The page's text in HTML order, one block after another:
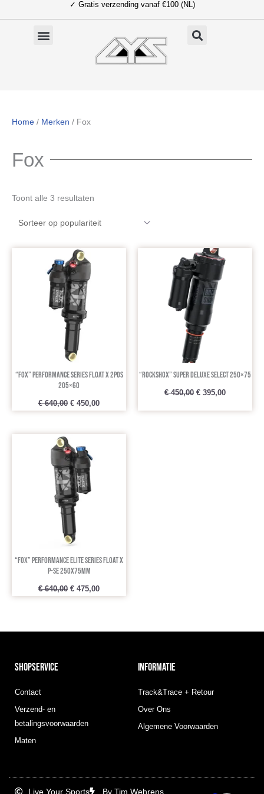
naar
✓ Gratis verzending vanaf €100 (NL)
Home / Merken / Fox
Fox
Toont alle 3 resultaten
populariteit
“Fox” Performance Series FLOAT X 2pos
205×60
€640,00
Oorspronkelijke
prijs
was:
€ 640,00.
€ 450,00
“RockShox” Super Deluxe Select 250×75
€450,00
Oorspronkelijke
prijs
was:
€ 450,00.
€ 395,00
prijs
“Fox” Performance Elite Series FLOAT X
P-Se 250x75mm
€640,00
prijs
was:
€ 640,00.
€ 475,00
SHOPSERVICE
Contact
Verzend- en
betalingsvoorwaarden
Maten
INFORMATIE
Track&Trace + Retour
Over Ons
Algemene Voorwaarden
Live Your Sports By Tim Wehrens